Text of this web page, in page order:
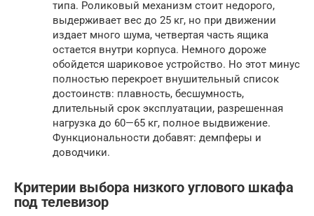
типа. Роликовый механизм стоит недорого,
выдерживает вес до 25 кг, но при движении
издает много шума, четвертая часть ящика
остается внутри корпуса. Немного дороже
обойдется шариковое устройство. Но этот минус
полностью перекроет внушительный список
достоинств: плавность, бесшумность,
длительный срок эксплуатации, разрешенная
нагрузка до 60—65 кг, полное выдвижение.
Функциональности добавят: демпферы и
доводчики.
Критерии выбора низкого углового шкафа
под телевизор